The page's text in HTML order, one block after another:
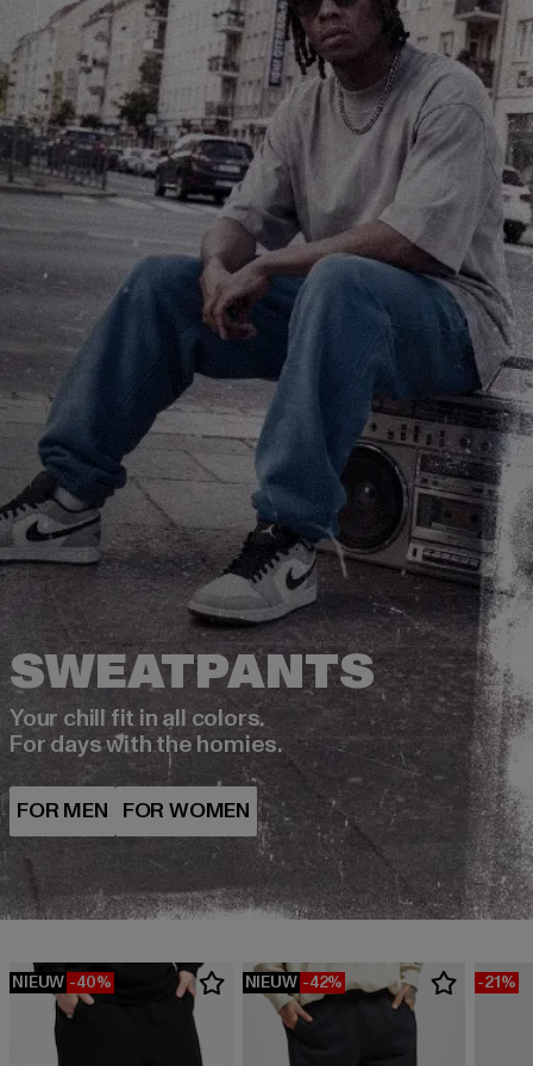
Your chill fit in all colors.
For days with the homies.
NIEUW -40% NIEUW -42% -21%